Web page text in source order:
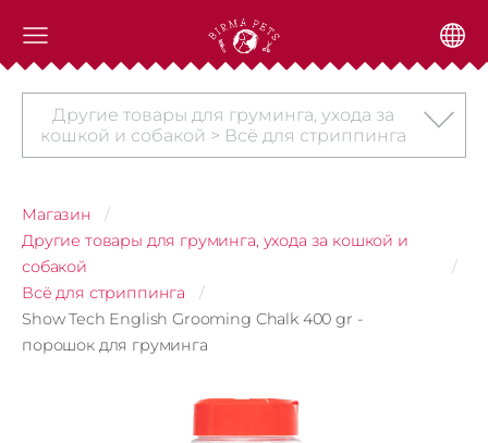
Другие товары для груминга, ухода за
кошкой и собакой > Всё для стриппинга
Магазин
Другие товары для груминга, ухода за кошкой и
собакой
Всё для стриппинга
Show Tech English Grooming Chalk 400 gr -
порошок для груминга